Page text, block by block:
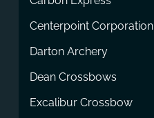
Centerpoint Corporation
Darton Archery
Dean Crossbows
Excalibur Crossbow